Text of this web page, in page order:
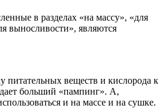
в разделах «на массу», «для
выносливости», являются
питательных веществ и кислорода к
больший «пампинг». А,
и на массе и на сушке.